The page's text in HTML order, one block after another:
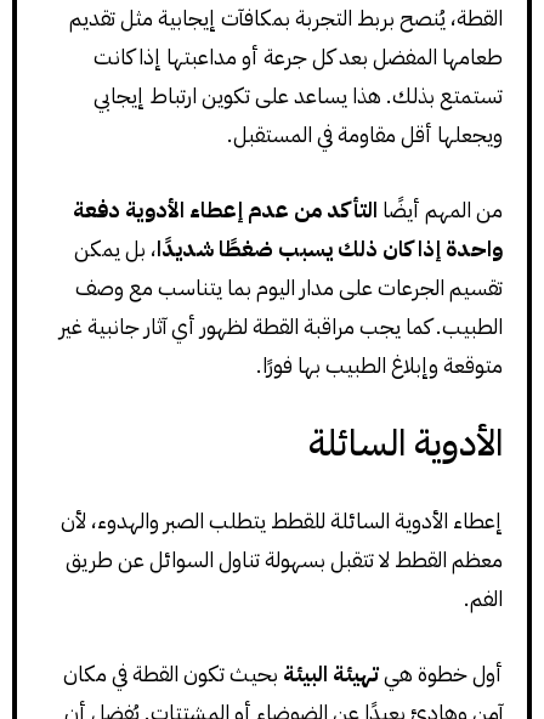
القطة، يُنصح بربط التجربة بمكافآت إيجابية مثل تقديم
طعامها المفضل بعد كل جرعة أو مداعبتها إذا كانت
تستمتع بذلك. هذا يساعد على تكوين ارتباط إيجابي
ويجعلها أقل مقاومة في المستقبل.
من المهم أيضًا التأكد من عدم إعطاء الأدوية دفعة
واحدة إذا كان ذلك يسبب ضغطًا شديدًا، بل يمكن
تقسيم الجرعات على مدار اليوم بما يتناسب مع وصف
الطبيب. كما يجب مراقبة القطة لظهور أي آثار جانبية غير
متوقعة وإبلاغ الطبيب بها فورًا.
الأدوية السائلة
إعطاء الأدوية السائلة للقطط يتطلب الصبر والهدوء، لأن
معظم القطط لا تتقبل بسهولة تناول السوائل عن طريق
الفم.
أول خطوة هيتهيئة البيئة بحيث تكون القطة في مكان
آمن وهادئ بعيدًا عن الضوضاء أو المشتتات. يُفضل أن